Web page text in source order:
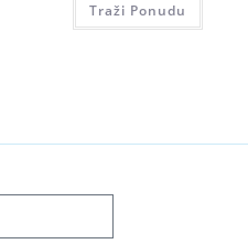
Traži Ponudu